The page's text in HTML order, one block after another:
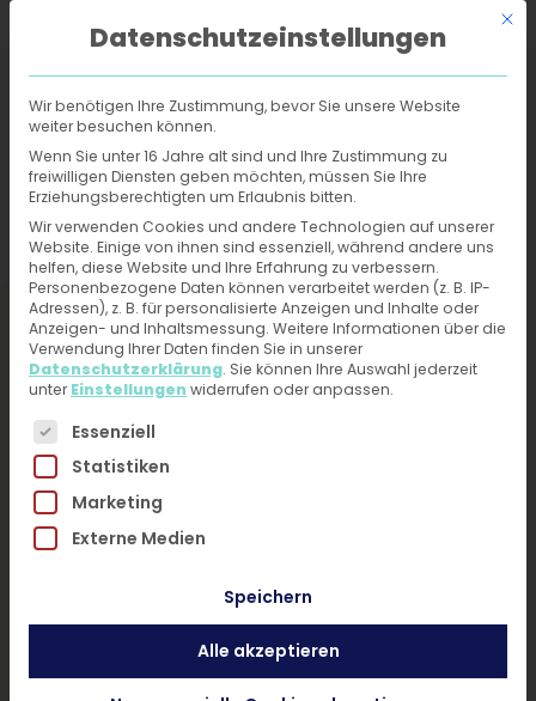
Online-Hautarzt›Behandlungen
Juckende Kopfhaut -
Behandlung und
Diagnose vom Online-
Hautarzt erhalten
Jetzt ärztliche Hilfe bei Hautproblemen erhalten –
Fotos hochladen, kurzen Fragebogen ausfüllen.
Du erhältst direkt innerhalb von 24h eine
Diagnose und Therapieplan von unseren
HautärztInnen. Kein Videogespräch, kein Warten
Hautarzt-Diagnose < 24 Stunden
Mit
Datenschutzeinstellungen
Wir benötigen Ihre Zustimmung, bevor Sie unsere Website
weiter besuchen können.
Wenn Sie unter 16 Jahre alt sind und Ihre Zustimmung zu
freiwilligen Diensten geben möchten, müssen Sie Ihre
Erziehungsberechtigten um Erlaubnis bitten.
Wir verwenden Cookies und andere Technologien auf unserer
Website. Einige von ihnen sind essenziell, während andere uns
helfen, diese Website und Ihre Erfahrung zu verbessern.
Personenbezogene Daten können verarbeitet werden (z. B. IP-
Adressen), z. B. für personalisierte Anzeigen und Inhalte oder
Anzeigen- und Inhaltsmessung. Weitere Informationen über die
Verwendung Ihrer Daten finden Sie in unserer
Datenschutzerklärung. Sie können Ihre Auswahl jederzeit
unterEinstellungen widerrufen oder anpassen.
Es folgt eine Liste der Service-Gruppen, für die eine
Essenziell
Statistiken
Marketing
Externe Medien
Speichern
Alle akzeptieren